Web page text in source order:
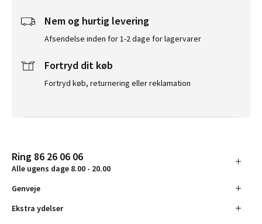
Nem og hurtig levering
Afsendelse inden for 1-2 dage for lagervarer
Fortryd dit køb
Fortryd køb, returnering eller reklamation
Ring 86 26 06 06
Alle ugens dage 8.00 - 20.00
Genveje
Ekstra ydelser